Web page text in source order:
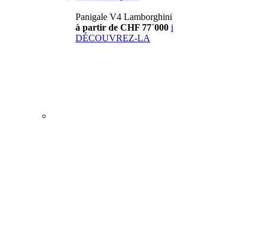
Panigale V4 Lamborghini
à partir de CHF 77´000 i
DÉCOUVREZ-LA